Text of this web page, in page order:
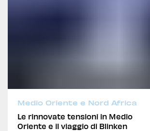
Medio Oriente e Nord Africa
Le rinnovate tensioni in Medio
Oriente e il viaggio di Blinken